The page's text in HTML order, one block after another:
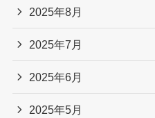
2025年8月
2025年7月
2025年6月
2025年5月